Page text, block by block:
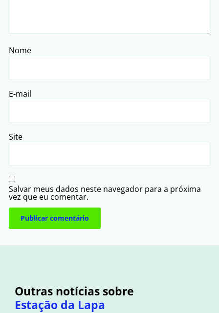
Nome
E-mail
Site
Salvar meus dados neste navegador para a próxima
vez que eu comentar.
Outras notícias sobre
Estação da Lapa